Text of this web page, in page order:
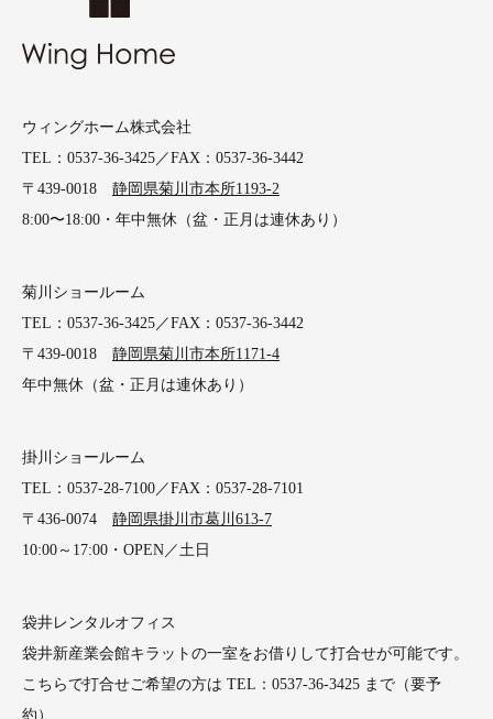
ウィングホーム株式会社
TEL：0537-36-3425／FAX：0537-36-3442
〒439-0018 静岡県菊川市本所1193-2
8:00〜18:00・年中無休（盆・正月は連休あり）
菊川ショールーム
TEL：0537-36-3425／FAX：0537-36-3442
〒439-0018 静岡県菊川市本所1171-4
年中無休（盆・正月は連休あり）
掛川ショールーム
TEL：0537-28-7100／FAX：0537-28-7101
〒436-0074 静岡県掛川市葛川613-7
10:00～17:00・OPEN／土日
袋井レンタルオフィス
袋井新産業会館キラットの一室をお借りして打合せが可能です。
こちらで打合せご希望の方は TEL：0537-36-3425 まで（要予
約）